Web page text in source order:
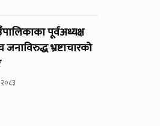
पूर्वअध्यक्ष
भ्रष्टाचारको